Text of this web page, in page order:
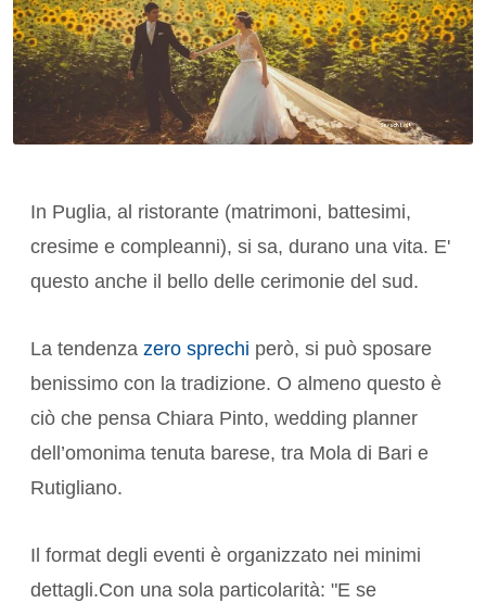
In Puglia, al ristorante (matrimoni, battesimi,
cresime e compleanni), si sa, durano una vita. E'
questo anche il bello delle cerimonie del sud.
La tendenza zero sprechi però, si può sposare
benissimo con la tradizione. O almeno questo è
ciò che pensa Chiara Pinto, wedding planner
dell’omonima tenuta barese, tra Mola di Bari e
Rutigliano.
Il format degli eventi è organizzato nei minimi
dettagli.Con una sola particolarità: "E se